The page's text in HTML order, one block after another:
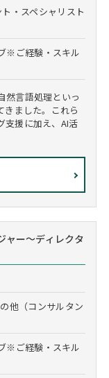
・スペシャリスト
※ご経験・スキル
然言語処理といっ
きました。これら
支援に加え、AI活
ャー～ディレクタ
他（コンサルタン
※ご経験・スキル